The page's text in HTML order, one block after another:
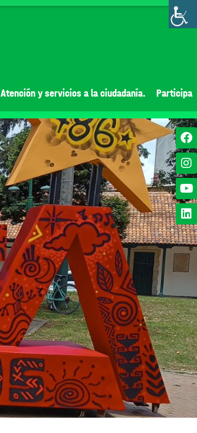
Atención y servicios a la ciudadanía. Participa